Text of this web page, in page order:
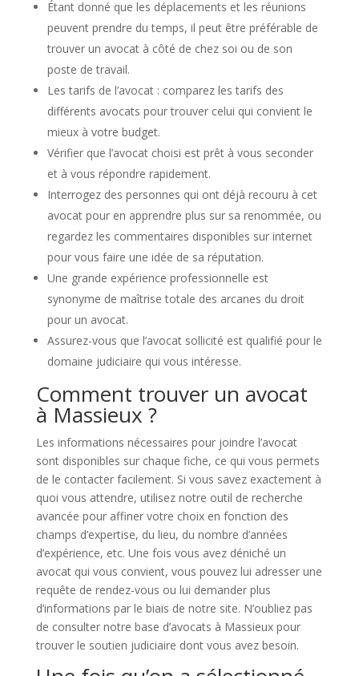
Étant donné que les déplacements et les réunions
peuvent prendre du temps, il peut être préférable de
trouver un avocat à côté de chez soi ou de son
poste de travail.
Les tarifs de l’avocat : comparez les tarifs des
différents avocats pour trouver celui qui convient le
mieux à votre budget.
Vérifier que l’avocat choisi est prêt à vous seconder
et à vous répondre rapidement.
Interrogez des personnes qui ont déjà recouru à cet
avocat pour en apprendre plus sur sa renommée, ou
regardez les commentaires disponibles sur internet
pour vous faire une idée de sa réputation.
Une grande expérience professionnelle est
synonyme de maîtrise totale des arcanes du droit
pour un avocat.
Assurez-vous que l’avocat sollicité est qualifié pour le
domaine judiciaire qui vous intéresse.
Comment trouver un avocat
à Massieux ?
Les informations nécessaires pour joindre l’avocat
sont disponibles sur chaque fiche, ce qui vous permets
de le contacter facilement. Si vous savez exactement à
quoi vous attendre, utilisez notre outil de recherche
avancée pour affiner votre choix en fonction des
champs d’expertise, du lieu, du nombre d’années
d’expérience, etc. Une fois vous avez déniché un
avocat qui vous convient, vous pouvez lui adresser une
requête de rendez-vous ou lui demander plus
d’informations par le biais de notre site. N’oubliez pas
de consulter notre base d’avocats à Massieux pour
trouver le soutien judiciaire dont vous avez besoin.